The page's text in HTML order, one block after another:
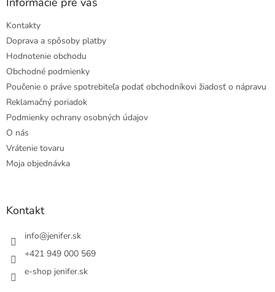
Kontakty
Doprava a spôsoby platby
Hodnotenie obchodu
Obchodné podmienky
Poučenie o práve spotrebiteľa podať obchodníkovi žiadosť o nápravu
Reklamačný poriadok
Podmienky ochrany osobných údajov
O nás
Vrátenie tovaru
Moja objednávka
Kontakt
info@jenifer.sk
+421 949 000 569
e-shop jenifer.sk